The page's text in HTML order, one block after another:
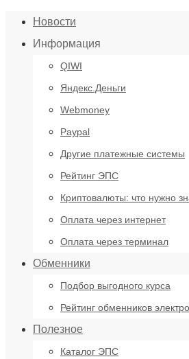
Новости
Информация
QIWI
Яндекс.Деньги
Webmoney
Paypal
Другие платежные системы
Рейтинг ЭПС
Криптовалюты: что нужно
Оплата через интернет
Оплата через терминал
Обменники
Подбор выгодного курса
Рейтинг обменников
Полезное
Каталог ЭПС